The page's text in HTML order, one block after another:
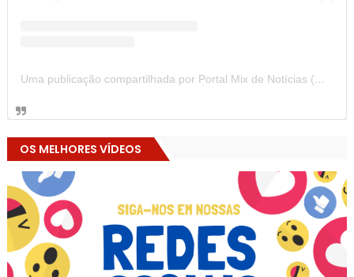
Uma publicação compartilhada por Portal Mix de Notícias (@portalmixdenoticias)
OS MELHORES VÍDEOS